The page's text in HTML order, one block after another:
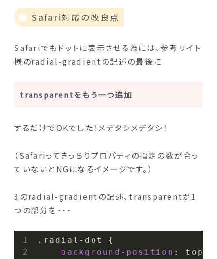
Safari対応の改良点
Safariでもドットに表示させる為には、参考サイト
様のradial-gradientの記述の最後に
transparentをもう一つ追加
するだけでOKでした！メデタシメデタシ！
（Safariってきっちりプロパティの指定の数が合っ
ていないとNGになるイメージです。）
3のradial-gradientの記述、transparentが1
つの部分を・・・
.radial-dot
{
background-position : top